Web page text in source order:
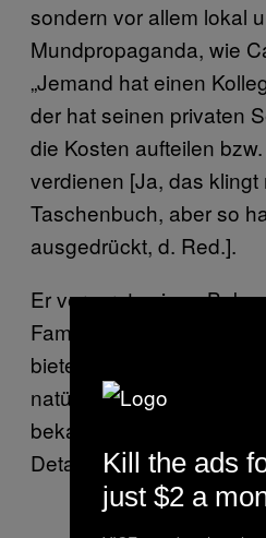
sondern vor allem lokal
Mundpropaganda, wie
„Jemand hat einen
der hat seinen privaten
die Kosten aufteilen
verdienen [Ja, das
Taschenbuch, aber so
ausgedrückt, d. Red.].
Er versorgt seinen
Familienkreis. Diverse
bieten dieses ,Extra’
natürlich diskret. Uns ist
bekannt, wo das gewaltig
Detail wollte er nicht
Kill the ads
just $2 a